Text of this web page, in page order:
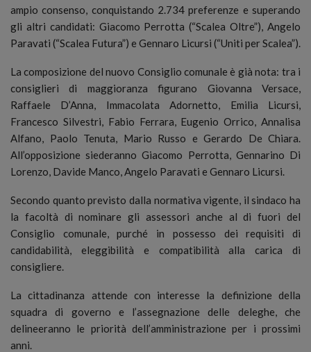
ampio consenso, conquistando 2.734 preferenze e superando
gli altri candidati: Giacomo Perrotta (“Scalea Oltre”), Angelo
Paravati (“Scalea Futura”) e Gennaro Licursi (“Uniti per Scalea”).
La composizione del nuovo Consiglio comunale è già nota: tra i
consiglieri di maggioranza figurano Giovanna Versace,
Raffaele D’Anna, Immacolata Adornetto, Emilia Licursi,
Francesco Silvestri, Fabio Ferrara, Eugenio Orrico, Annalisa
Alfano, Paolo Tenuta, Mario Russo e Gerardo De Chiara.
All’opposizione siederanno Giacomo Perrotta, Gennarino Di
Lorenzo, Davide Manco, Angelo Paravati e Gennaro Licursi.
Secondo quanto previsto dalla normativa vigente, il sindaco ha
la facoltà di nominare gli assessori anche al di fuori del
Consiglio comunale, purché in possesso dei requisiti di
candidabilità, eleggibilità e compatibilità alla carica di
consigliere.
La cittadinanza attende con interesse la definizione della
squadra di governo e l’assegnazione delle deleghe, che
delineeranno le priorità dell’amministrazione per i prossimi
anni.